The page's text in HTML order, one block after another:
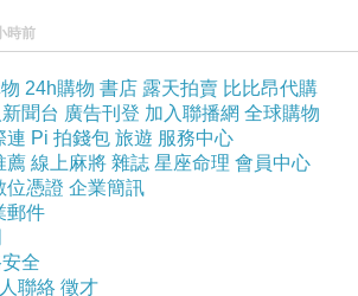
時前
24h購物 書店 露天拍賣 比比昂代購
聞台 廣告刊登 加入聯播網 全球購物
連 Pi 拍錢包 旅遊 服務中心
薦 線上麻將 雜誌 星座命理 會員中心
位憑證 企業簡訊
郵件
全
聯絡 徵才